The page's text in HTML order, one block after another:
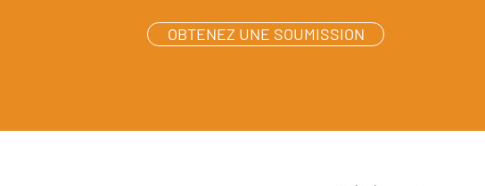
OBTENEZ UNE SOUMISSION